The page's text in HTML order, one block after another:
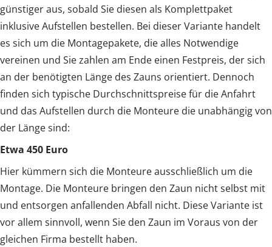
günstiger aus, sobald Sie diesen als Komplettpaket
inklusive Aufstellen bestellen. Bei dieser Variante handelt
es sich um die Montagepakete, die alles Notwendige
vereinen und Sie zahlen am Ende einen Festpreis, der sich
an der benötigten Länge des Zauns orientiert. Dennoch
finden sich typische Durchschnittspreise für die Anfahrt
und das Aufstellen durch die Monteure die unabhängig von
der Länge sind:
Etwa 450 Euro
Hier kümmern sich die Monteure ausschließlich um die
Montage. Die Monteure bringen den Zaun nicht selbst mit
und entsorgen anfallenden Abfall nicht. Diese Variante ist
vor allem sinnvoll, wenn Sie den Zaun im Voraus von der
gleichen Firma bestellt haben.